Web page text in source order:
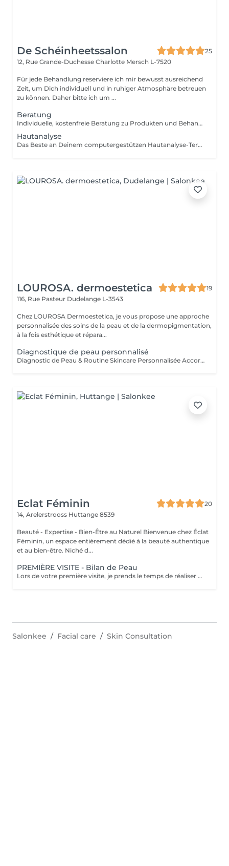
De Schéinheetssalon
25
12, Rue Grande-Duchesse Charlotte Mersch L-7520
Für jede Behandlung reserviere ich mir bewusst ausreichend
Zeit, um Dich individuell und in ruhiger Atmosphäre betreuen
zu können. Daher bitte ich um ...
Beratung
Individuelle, kostenfreie Beratung zu Produkten und Behandlungen einzeln oder ergänzend zu jeder Anwendung buchbar.
Hautanalyse
Das Beste an Deinem computergestützen Hautanalyse-Termin: Ab einem Produkteinkauf von 80 € ist die professionelle Hautanalyse im Wert von 49 € für Dich kostenlos. Nutze Deinen Termin, um Deine Haut besser kennenzulernen und die perfekt abgestimmten Produkte für Deine individuellen Hautbedürfnisse zu entdecken.
LOUROSA. dermoestetica
19
116, Rue Pasteur Dudelange L-3543
Chez LOUROSA Dermoestetica, je vous propose une approche
personnalisée des soins de la peau et de la dermopigmentation,
à la fois esthétique et répara...
Diagnostique de peau personnalisé
Diagnostic de Peau & Routine Skincare Personnalisée Accordez à votre peau l'attention qu'elle mérite grâce à un accompagnement entièrement sur mesure. Pendant 1 heure, nous prenons le temps d'analyser votre peau en profondeur afin d'identifier précisément votre type de peau ainsi que son état actuel. Cet échange me permet de comprendre vos habitudes, votre mode de vie et vos objectifs, afin de vous proposer des solutions réellement adaptées. À l'issue de ce diagnostic, vous bénéficiez de : * Une routine skincare personnalisée à domicile, simple, efficace et adaptée à votre quotidien * Une sélection de produits ciblés, parfaitement adaptés à votre peau * Des conseils professionnels pour améliorer durablement la qualité de votre peau * Un plan de soins en institut, conçu sur mesure pour optimiser vos résultats Chaque recommandation est pensée pour s'intégrer facilement à votre mode de vie, avec une approche réaliste et progressive.
Eclat Féminin
20
14, Arelerstrooss Huttange 8539
Beauté - Expertise - Bien-Être au Naturel Bienvenue chez Éclat
Féminin, un espace entièrement dédié à la beauté authentique
et au bien-être. Niché d...
PREMIÈRE VISITE - Bilan de Peau
Lors de votre première visite, je prends le temps de réaliser pour vous un bilan de peau complet accompagné d'un questionnaire personnalisé, afin de comprendre votre type et l'état de votre peau. Cette étape me permet de vous offrir des soins sur mesure et des recommandations personnalisées, pour révéler toute la beauté et l'éclat naturel de votre peau. Découvrez l'ensemble de mes rituels et prestations exclusives sur: www.eclat-feminin.lu - SCROLLER VERS LE HAUT - DESCRIPTION -
Salonkee Facial care Skin Consultation